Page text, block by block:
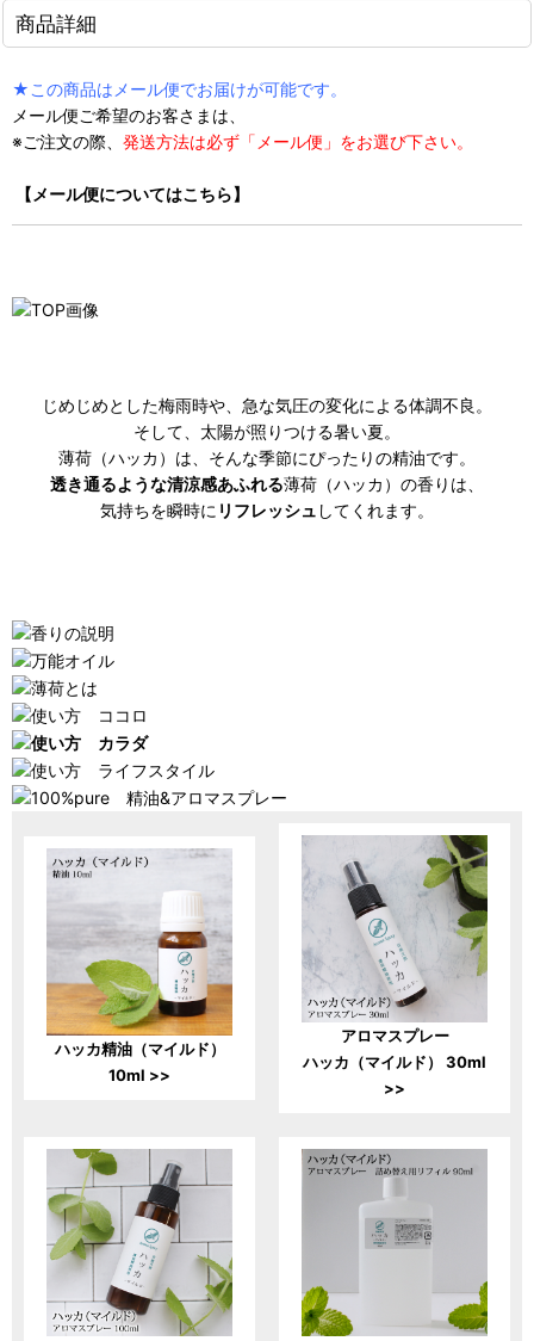
商品詳細
★この商品はメール便でお届けが可能です。
メール便ご希望のお客さまは、
※ご注文の際、 発送方法は必ず「メール便」をお選び下さい。
【メール便についてはこちら】
じめじめとした梅雨時や、急な気圧の変化による体調不良。
そして、太陽が照りつける暑い夏。
薄荷（ハッカ）は、そんな季節にぴったりの精油です。
透き通るような清涼感あふれる薄荷（ハッカ）の香りは、
気持ちを瞬時に リフレッシュ してくれます。
ハッカ精油（マイルド）
10ml >>
アロマスプレー
ハッカ（マイルド） 30ml
>>